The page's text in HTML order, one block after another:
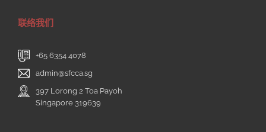
联络我们
+65 6354 4078
admin@sfcca.sg
397 Lorong 2 Toa Payoh
Singapore 319639